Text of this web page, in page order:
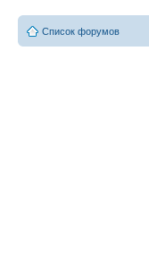
Список форумов